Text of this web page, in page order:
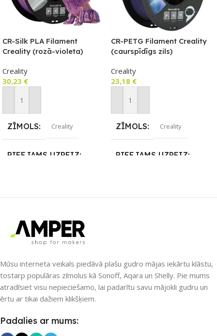
CR-Silk PLA Filament
Creality (rozā-violeta)
Creality
30,23 €
Pievienot Grozam
ZĪMOLS Creality
PIEEJAMS UZREIZ
CR-PETG Filament Creality
(caurspīdīgs zils)
Creality
23,18 €
Pievienot Grozam
ZĪMOLS Creality
PIEEJAMS UZREIZ
Mūsu interneta veikals piedāvā plašu gudro mājas iekārtu klāstu,
tostarp populāras zīmolus kā Sonoff, Aqara un Shelly. Pie mums
atradīsiet visu nepieciešamo, lai padarītu savu mājokli gudru un
ērtu ar tikai dažiem klikšķiem.
Padalies ar mums: